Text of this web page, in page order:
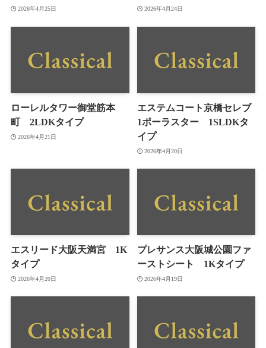
2026年4月25日 2026年4月24日
ローレルタワー御堂筋本
町 2LDKタイプ
2026年4月21日
エステムコート京橋セレブ
1ポーラスター 1SLDKタ
イプ
2026年4月20日
エスリード大阪天満宮 1K
タイプ
2026年4月20日
プレサンス大阪城公園ファ
ーストシート 1Kタイプ
2026年4月19日